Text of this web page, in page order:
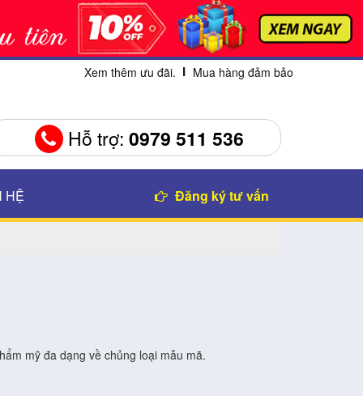
Xem thêm ưu đãi. Mua hàng đảm bảo
Hỗ trợ: 0979 511 536
HỆ Đăng ký tư vấn
mỹ đa dạng về chủng loại mẫu mã.